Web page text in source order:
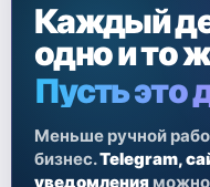
Каждый
одно и то
Пусть это
Меньше ручной
бизнес.Telegram,
уведомления можно